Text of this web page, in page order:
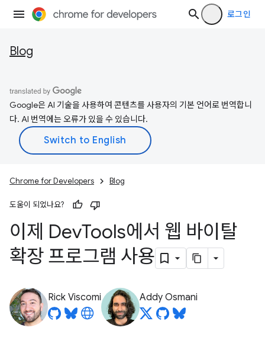
로그인
Blog
Google은 AI 기술을 사용하여 콘텐츠를 사용자의 기본 언어로 번역합니
다. AI 번역에는 오류가 있을 수 있습니다.
Chrome for Developers Blog
도움이 되었나요?
이제 DevTools에서 웹 바이탈
확장 프로그램 사용
Rick Viscomi Addy Osmani